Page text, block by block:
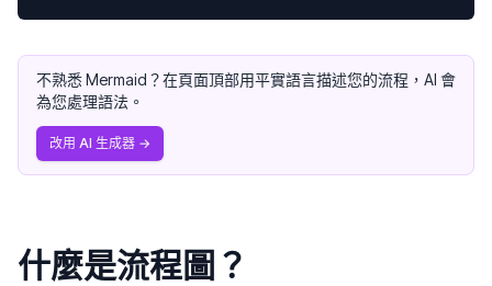
不熟悉 Mermaid？在頁面頂部用平實語言描述您的流程，AI 會
為您處理語法。
改用 AI 生成器 →
什麼是流程圖？